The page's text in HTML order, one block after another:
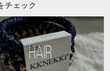
チェック
HAIR